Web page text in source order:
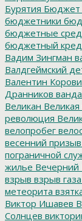
Бурятия Бюджет
бюджетники
бюджетные
бюджетный
Вадим Зингман
Валдгеймский
Валентин
Дранников
Великан
революция
велопробег
весенний призыв
пограничной
жилье
взрыв взрыв газа
метеорита
Виктор Ишавев
Солнцев